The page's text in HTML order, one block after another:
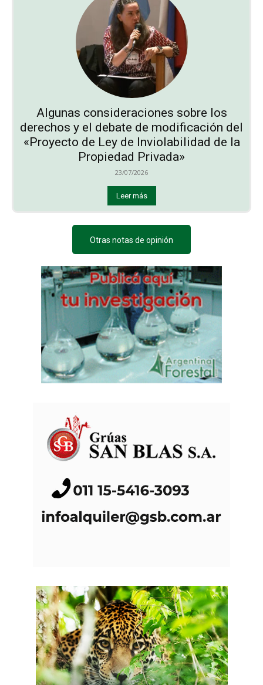
Algunas consideraciones sobre los
derechos y el debate de modificación del
«Proyecto de Ley de Inviolabilidad de la
Propiedad Privada»
23/07/2026
Leer más
Otras notas de opinión